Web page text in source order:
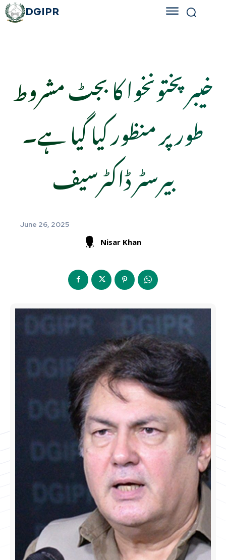
DGIPR
خیبر پختونخوا کا بجٹ مشروط
طور پر منظور کیا گیا ہے۔
بیرسٹر ڈاکٹرسیف
June 26, 2025
Nisar Khan